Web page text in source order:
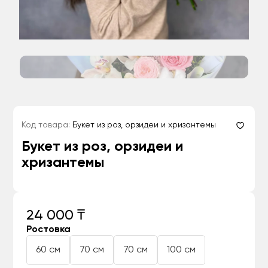
Код товара: Букет из роз, орзидеи и хризантемы
Букет из роз, орзидеи и
хризантемы
24 000 ₸
Ростовка
60 см 70 см 70 см 100 см